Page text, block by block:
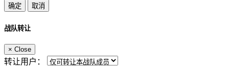
战队转让
× Close
转让用户：